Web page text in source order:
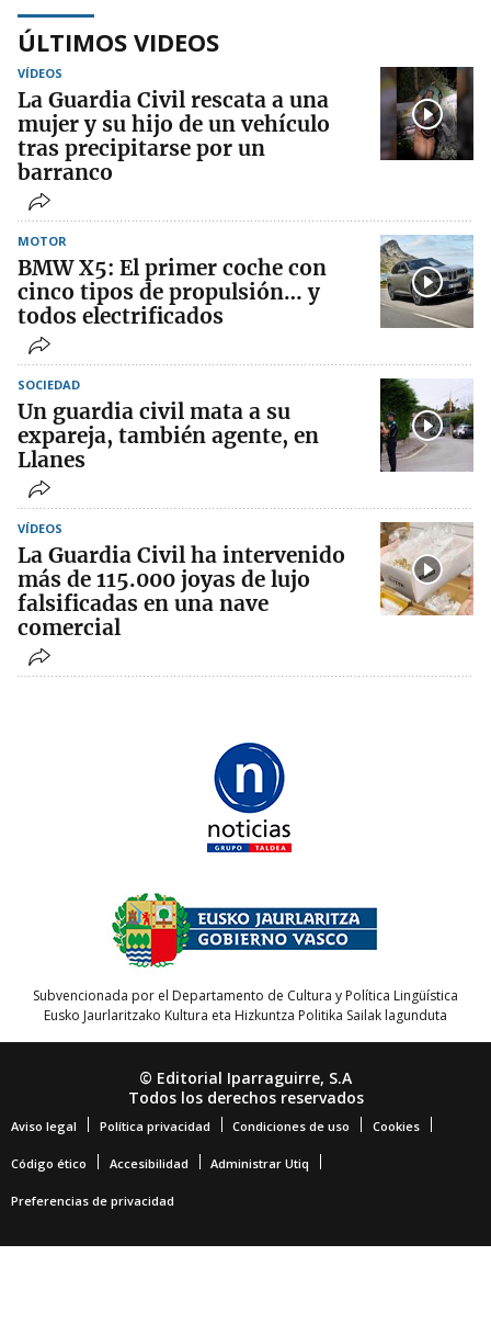
ÚLTIMOS VIDEOS
VÍDEOS
La Guardia Civil rescata a una
mujer y su hijo de un vehículo
tras precipitarse por un
barranco
MOTOR
BMW X5: El primer coche con
cinco tipos de propulsión… y
todos electrificados
SOCIEDAD
Un guardia civil mata a su
expareja, también agente, en
Llanes
VÍDEOS
La Guardia Civil ha intervenido
más de 115.000 joyas de lujo
falsificadas en una nave
comercial
Subvencionada por el Departamento de Cultura y Política Lingüística
Eusko Jaurlaritzako Kultura eta Hizkuntza Politika Sailak lagunduta
© Editorial Iparraguirre, S.A
Todos los derechos reservados
Aviso legal Política privacidad Condiciones de uso Cookies
Código ético Accesibilidad Administrar Utiq
Preferencias de privacidad